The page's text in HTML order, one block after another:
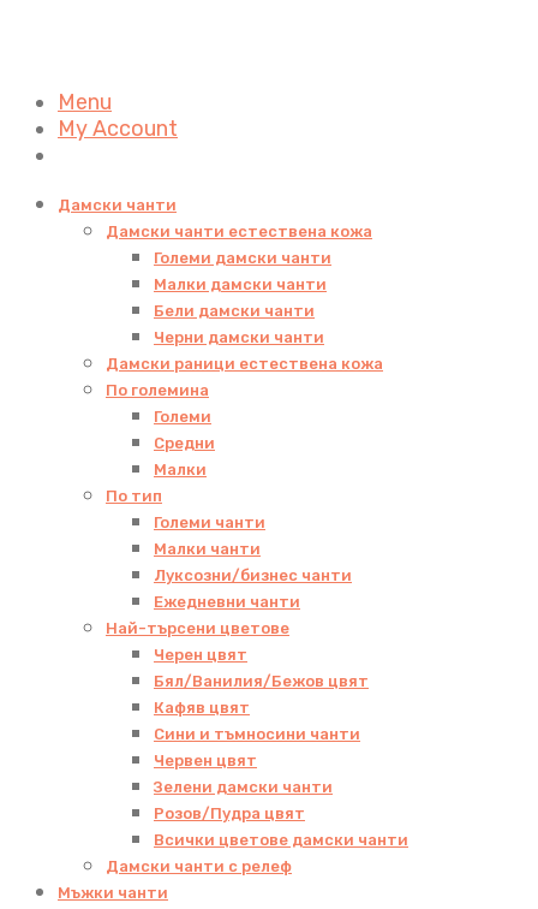
Menu
My Account
Дамски чанти
Дамски чанти естествена кожа
Големи дамски чанти
Малки дамски чанти
Бели дамски чанти
Черни дамски чанти
Дамски раници естествена кожа
По големина
Големи
Средни
Малки
По тип
Големи чанти
Малки чанти
Луксозни/бизнес чанти
Ежедневни чанти
Най-търсени цветове
Черен цвят
Бял/Ванилия/Бежов цвят
Кафяв цвят
Сини и тъмносини чанти
Червен цвят
Зелени дамски чанти
Розов/Пудра цвят
Всички цветове дамски чанти
Дамски чанти с релеф
Мъжки чанти